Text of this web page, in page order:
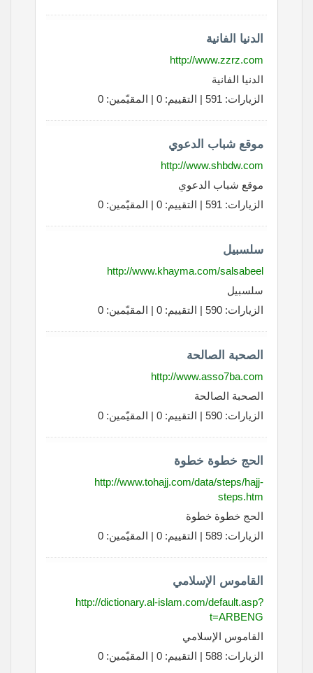
الدنيا الفانية
http://www.zzrz.com
الدنيا الفانية
الزيارات: 591 | التقييم: 0 | المقيّمين: 0
موقع شباب الدعوي
http://www.shbdw.com
موقع شباب الدعوي
الزيارات: 591 | التقييم: 0 | المقيّمين: 0
سلسبيل
http://www.khayma.com/salsabeel
سلسبيل
الزيارات: 590 | التقييم: 0 | المقيّمين: 0
الصحبة الصالحة
http://www.asso7ba.com
الصحبة الصالحة
الزيارات: 590 | التقييم: 0 | المقيّمين: 0
الحج خطوة خطوة
http://www.tohajj.com/data/steps/hajj-
steps.htm
الحج خطوة خطوة
الزيارات: 589 | التقييم: 0 | المقيّمين: 0
القاموس الإسلامي
http://dictionary.al-islam.com/default.asp?
t=ARBENG
القاموس الإسلامي
الزيارات: 588 | التقييم: 0 | المقيّمين: 0